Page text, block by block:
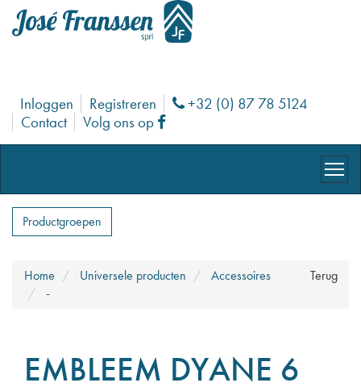
Inloggen Registreren Phone
+32 (0) 87 78 5124
Contact
Volg ons op Facebook
Productgroepen
Terug
Home Universele producten
Accessoires
-
EMBLEEM DYANE 6